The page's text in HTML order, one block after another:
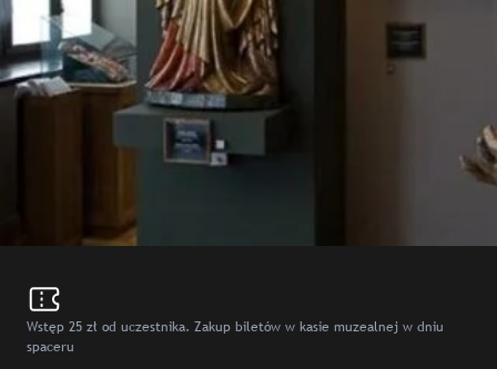
Wstęp 25 zł od uczestnika. Zakup biletów w kasie muzealnej w dniu
spaceru